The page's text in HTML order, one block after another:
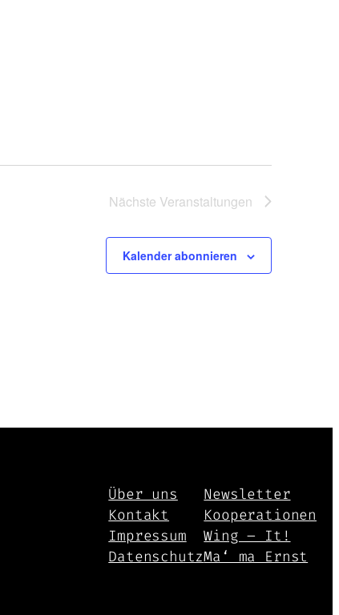
Nächste Veranstaltungen
Kalender abonnieren
Über uns
Kontakt
Impressum
Datenschutz
Newsletter
Kooperationen
Wing – It!
Ma‘ ma Ernst